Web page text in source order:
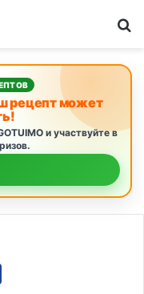
рецепт может
и участвуйте в